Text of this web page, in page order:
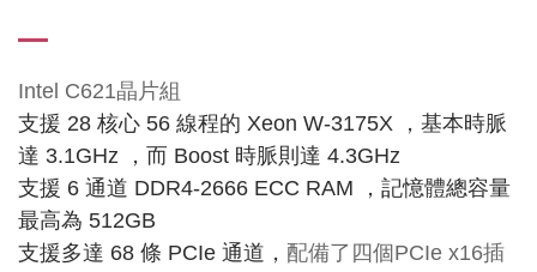
Intel C621晶片組
支援 28 核心 56 線程的 Xeon W-3175X ，基本時脈
達 3.1GHz ，而 Boost 時脈則達 4.3GHz
支援 6 通道 DDR4-2666 ECC RAM ，記憶體總容量
最高為 512GB
支援多達 68 條 PCIe 通道， 配備了四個PCIe x16插